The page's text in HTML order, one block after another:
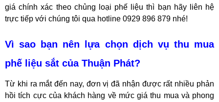
giá chính xác theo chủng loại phế liệu thì bạn hãy liên hệ
trực tiếp với chúng tôi qua hotline 0929 896 879 nhé!
Vì sao bạn nên lựa chọn dịch vụ thu mua
phế liệu sắt của Thuận Phát?
Từ khi ra mắt đến nay, đơn vị đã nhận được rất nhiều phản
hồi tích cực của khách hàng về mức giá thu mua và phong